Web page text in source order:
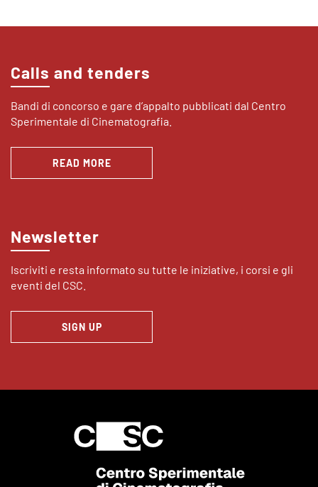
Calls and tenders
Bandi di concorso e gare d’appalto pubblicati dal Centro
Sperimentale di Cinematografia.
READ MORE
Newsletter
Iscriviti e resta informato su tutte le iniziative, i corsi e gli
eventi del CSC.
SIGN UP